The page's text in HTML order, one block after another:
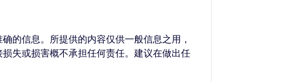
的信息。所提供的内容仅供一般信息之用，
失或损害概不承担任何责任。建议在做出任